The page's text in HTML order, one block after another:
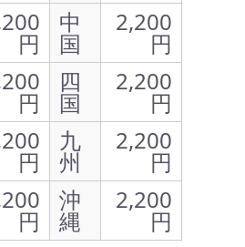
円
中
国
2,200
円
円
四
国
2,200
円
円
九
州
2,200
円
円
沖
縄
2,200
円